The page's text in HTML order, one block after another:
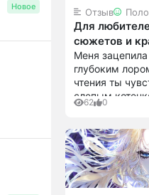
Отзыв
Для
сюжетов и
персонажей
Меня
глубоким
чтения ты
слепым
бьется о
что и
сильнее в
62 0
Новое